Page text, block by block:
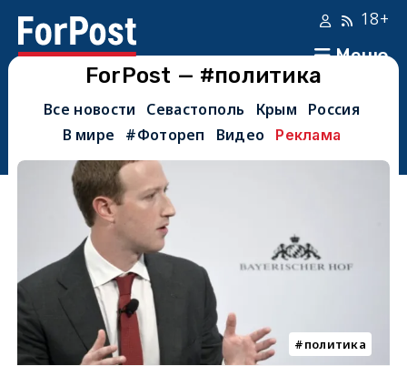
Меню
18+
ForPost — #политика
Все новости Севастополь Крым
Россия
В мире
#Фотореп Видео Реклама
политика